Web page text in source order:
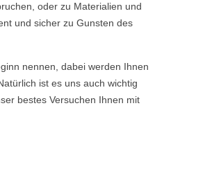
oder zu Materialien und
und sicher zu Gunsten des
nennen, dabei werden Ihnen
ist es uns auch wichtig
bestes Versuchen Ihnen mit